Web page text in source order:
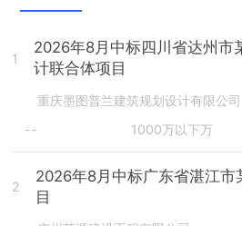
1
2026年8月中标四川省达州市
计联合体项目
重庆墨图普兰建筑规划设计有限公司
--
1000万以下万
2
2026年8月中标广东省湛江市
目